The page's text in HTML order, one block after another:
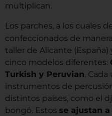
multiplican.
Los parches, a los cuales
confeccionados de
taller de Alicante
cinco modelos diferentes:
Turkish y Peruvian. Cada
instrumentos de
distintos países, como el
bongó. Estos se ajustan